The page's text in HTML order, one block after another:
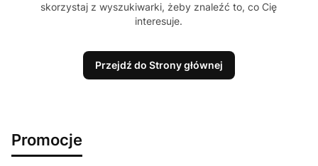
skorzystaj z wyszukiwarki, żeby znaleźć to, co Cię
interesuje.
Przejdź do Strony głównej
Promocje